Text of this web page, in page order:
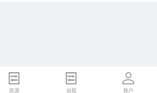
招聘 简历 账户
房源 出租 账户